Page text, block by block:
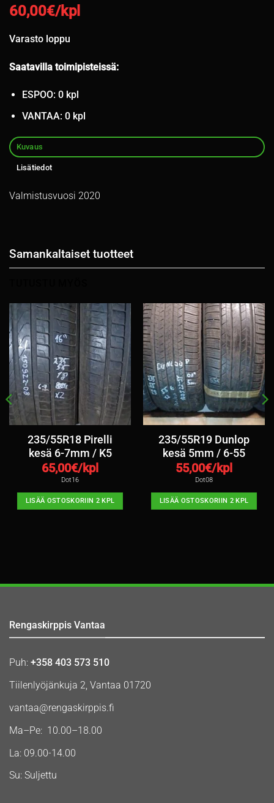
60,00€/kpl
Varasto loppu
Saatavilla toimipisteissä:
ESPOO: 0 kpl
VANTAA: 0 kpl
Kuvaus
Lisätiedot
Valmistusvuosi 2020
Samankaltaiset tuotteet
235/55R18 Pirelli
kesä 6-7mm / K5
65,00€/kpl
Dot16
LISÄÄ OSTOSKORIIN 2 KPL
235/55R19 Dunlop
kesä 5mm / 6-55
55,00€/kpl
Dot08
LISÄÄ OSTOSKORIIN 2 KPL
Rengaskirppis Vantaa
Puh: +358 403 573 510
Tiilenlyöjänkuja 2, Vantaa 01720
vantaa@rengaskirppis.fi
Ma–Pe: 10.00–18.00
La: 09.00-14.00
Su: Suljettu